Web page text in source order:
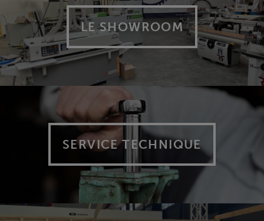
LE SHOWROOM
SERVICE TECHNIQUE